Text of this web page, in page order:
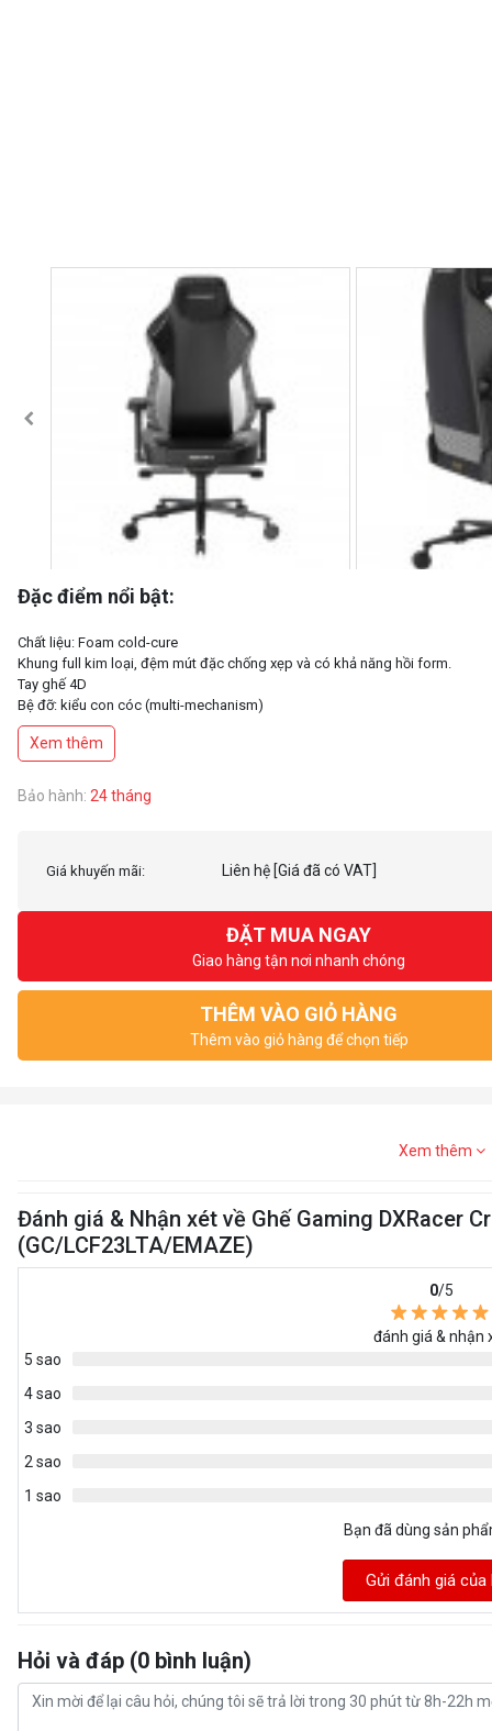
Đặc điểm nổi bật:
Chất liệu: Foam cold-cure
Khung full kim loại, đệm mút đặc chống xẹp và có khả năng hồi form.
Tay ghế 4D
Bệ đỡ: kiểu con cóc (multi-mechanism)
Trục thủy lực Class 4
Ngả lưng 90 – 135 độ
Chân nhôm to bản rất chắc chắn, chịu tải trọng tốt
Gối cổ tích hợp sẵn theo ghế, có thể tùy chỉnh lên xuống phù hợp với từng
*Lưu ý: Đệm ngồi và tựa lưng có thể tháo rời được. Phụ kiện module đi kèm
Xem thêm
Bảo hành: 24 tháng
Giá khuyến mãi: Liên hệ [Giá đã có VAT]
ĐẶT MUA NGAY
Giao hàng tận nơi nhanh chóng
THÊM VÀO GIỎ HÀNG
Thêm vào giỏ hàng để chọn tiếp
Xem thêm
Đánh giá & Nhận xét về Ghế Gaming DXRacer
(GC/LCF23LTA/EMAZE)
0/5
đánh giá & nhận
5 sao
4 sao
3 sao
2 sao
1 sao
Bạn đã dùng sản
Gửi đánh giá của
Hỏi và đáp (0 bình luận)